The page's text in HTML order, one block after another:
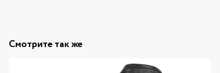
Смотрите так же